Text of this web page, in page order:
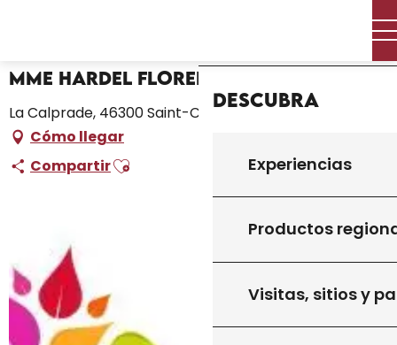
principal
Descubra
Experiencias
Productos
Visitas, sitios y
Mme Hardel Florence
La Calprade, 46300 Saint-Cirq-Madelon
Cómo llegar
CompartirAjouter aux favoris